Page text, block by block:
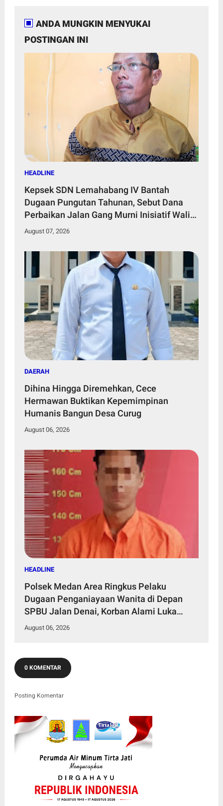
ANDA MUNGKIN MENYUKAI
POSTINGAN INI
HEADLINE
Kepsek SDN Lemahabang IV Bantah
Dugaan Pungutan Tahunan, Sebut Dana
Perbaikan Jalan Gang Murni Inisiatif Wali
Murid
August 07, 2026
DAERAH
Dihina Hingga Diremehkan, Cece
Hermawan Buktikan Kepemimpinan
Humanis Bangun Desa Curug
August 06, 2026
HEADLINE
Polsek Medan Area Ringkus Pelaku
Dugaan Penganiayaan Wanita di Depan
SPBU Jalan Denai, Korban Alami Luka
Memar
August 06, 2026
0 KOMENTAR
Posting Komentar